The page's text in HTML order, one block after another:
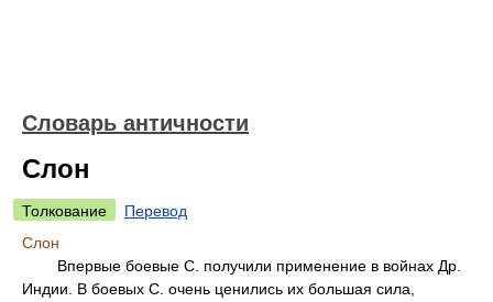
Словарь античности
Слон
Толкование
Перевод
Слон
Впервые боевые С. получили применение в войнах Др.
Индии. В боевых С. очень ценились их большая сила,